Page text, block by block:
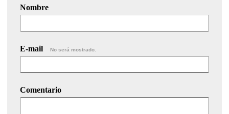
Nombre
E-mail No será mostrado.
Comentario